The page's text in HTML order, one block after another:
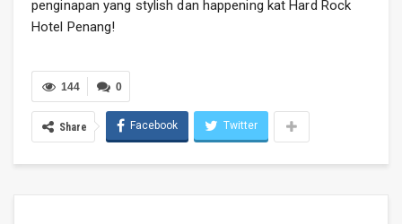
penginapan yang stylish dan happening kat Hard Rock
Hotel Penang!
0
144
Share Facebook Twitter